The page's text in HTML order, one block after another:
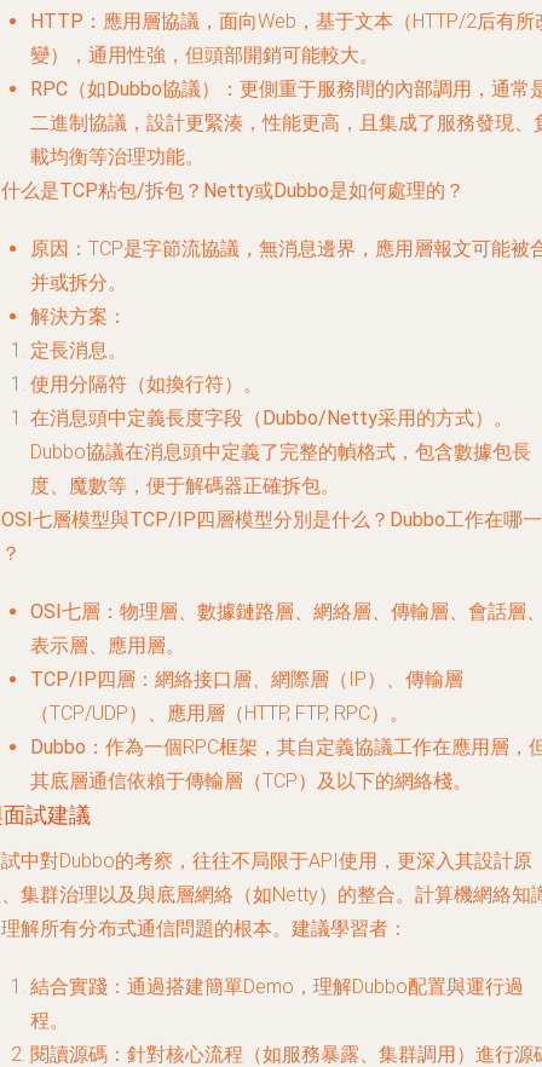
HTTP ：應用層協議，面向Web，基于文本（HTTP/2后有所
變），通用性強，但頭部開銷可能較大。
RPC（如Dubbo協議）
：更側重于服務間的內部調用，通常
二進制協議，設計更緊湊，性能更高，且集成了服務發現、
載均衡等治理功能。
么是TCP粘包/拆包？Netty或Dubbo是如何處理的？
原因 ：TCP是字節流協議，無消息邊界，應用層報文可能被
并或拆分。
解決方案 ：
定長消息。
使用分隔符（如換行符）。
在消息頭中定義長度字段（Dubbo/Netty采用的方式）。
Dubbo協議在消息頭中定義了完整的幀格式，包含數據包長
度、魔數等，便于解碼器正確拆包。
七層模型與TCP/IP四層模型分別是什么？Dubbo工作在哪一
OSI七層 ：物理層、數據鏈路層、網絡層、傳輸層、會話層
表示層、應用層。
TCP/IP四層 ：網絡接口層、網際層（IP）、傳輸層
（TCP/UDP）、應用層（HTTP, FTP, RPC）。
Dubbo ：作為一個RPC框架，其自定義協議工作在應用層 ，
其底層通信依賴于傳輸層（TCP）及以下的網絡棧。
試建議
中對Dubbo的考察，往往不局限于API使用，更深入其設計原
集群治理以及與底層網絡（如Netty）的整合。計算機網絡知
解所有分布式通信問題的根本。建議學習者：
結合實踐 ：通過搭建簡單Demo，理解Dubbo配置與運行過
程。
閱讀源碼 ：針對核心流程（如服務暴露、集群調用）進行源